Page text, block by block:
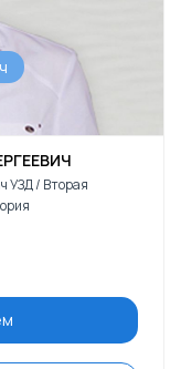
УЗД / Вторая